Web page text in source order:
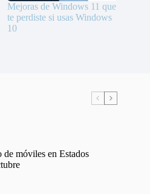
Mejoras de Windows 11 que
te perdiste si usas Windows
10
de móviles en Estados